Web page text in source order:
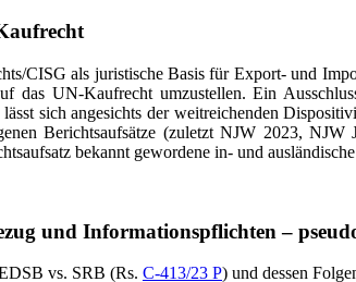
CISG als juristische Basis für Export- und
das UN-Kaufrecht umzustellen. Ein
sich angesichts der weitreichenden
Berichtsaufsätze (zuletztNJW 2023,NJW
bekannt gewordene in- und
und Informationspflichten –
vs. SRB (Rs. C‑413/23 P) und dessen